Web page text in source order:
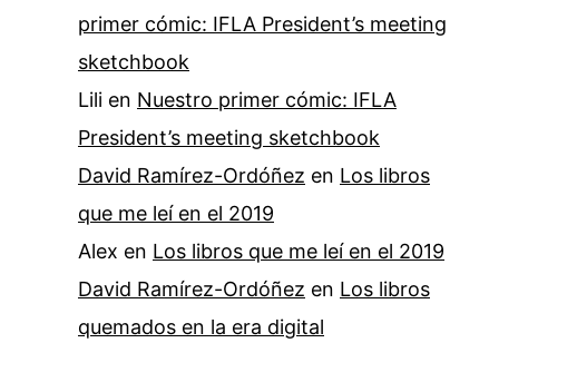
primer cómic: IFLA President’s meeting
sketchbook
Lili en Nuestro primer cómic: IFLA
President’s meeting sketchbook
David Ramírez-Ordóñez en Los libros
que me leí en el 2019
Alex en Los libros que me leí en el 2019
David Ramírez-Ordóñez en Los libros
quemados en la era digital